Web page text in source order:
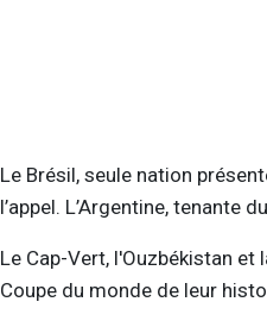
Le Brésil, seule nation
l’appel. L’Argentine, tenante
Le Cap-Vert, l'Ouzbékistan
Coupe du monde de leur